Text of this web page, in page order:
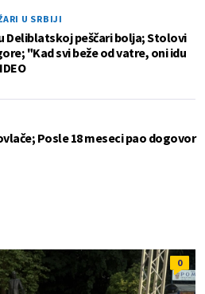
U SRBIJI
Deliblatskoj peščari bolja; Stolovi
"Kad svi beže od vatre, oni idu
Posle 18 meseci pao dogovor
0